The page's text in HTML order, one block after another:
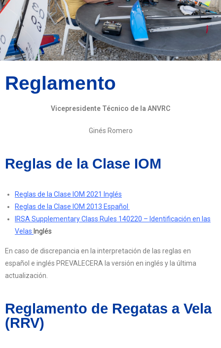
Reglamento
Vicepresidente Técnico de la ANVRC
Ginés Romero
Reglas de la Clase IOM
Reglas de la Clase IOM 2021 Inglés
Reglas de la Clase IOM 2013 Español
IRSA Supplementary Class Rules 140220 – Identificación en las
Velas Inglés
En caso de discrepancia en la interpretación de las reglas en
español e inglés PREVALECERA la versión en inglés y la última
actualización.
Reglamento de Regatas a Vela
(RRV)